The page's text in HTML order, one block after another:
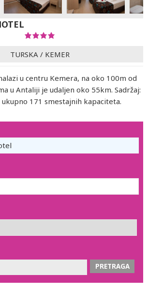
TURSKA / KEMER
u centru Kemera, na oko 100m od
u Antaliji je udaljen oko 55km. Sadržaj:
171 smestajnih kapaciteta.